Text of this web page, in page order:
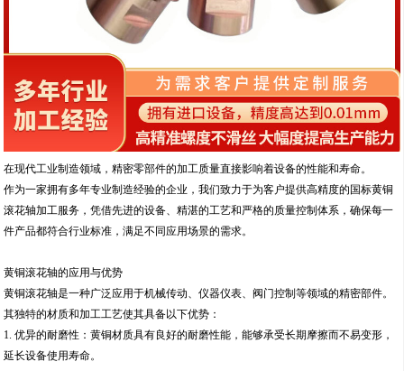
在现代工业制造领域，精密零部件的加工质量直接影响着设备的性能和寿命。
作为一家拥有多年专业制造经验的企业，我们致力于为客户提供高精度的国标黄铜
滚花轴加工服务，凭借先进的设备、精湛的工艺和严格的质量控制体系，确保每一
件产品都符合行业标准，满足不同应用场景的需求。
黄铜滚花轴的应用与优势
黄铜滚花轴是一种广泛应用于机械传动、仪器仪表、阀门控制等领域的精密部件。
其独特的材质和加工工艺使其具备以下优势：
1. 优异的耐磨性：黄铜材质具有良好的耐磨性能，能够承受长期摩擦而不易变形，
延长设备使用寿命。